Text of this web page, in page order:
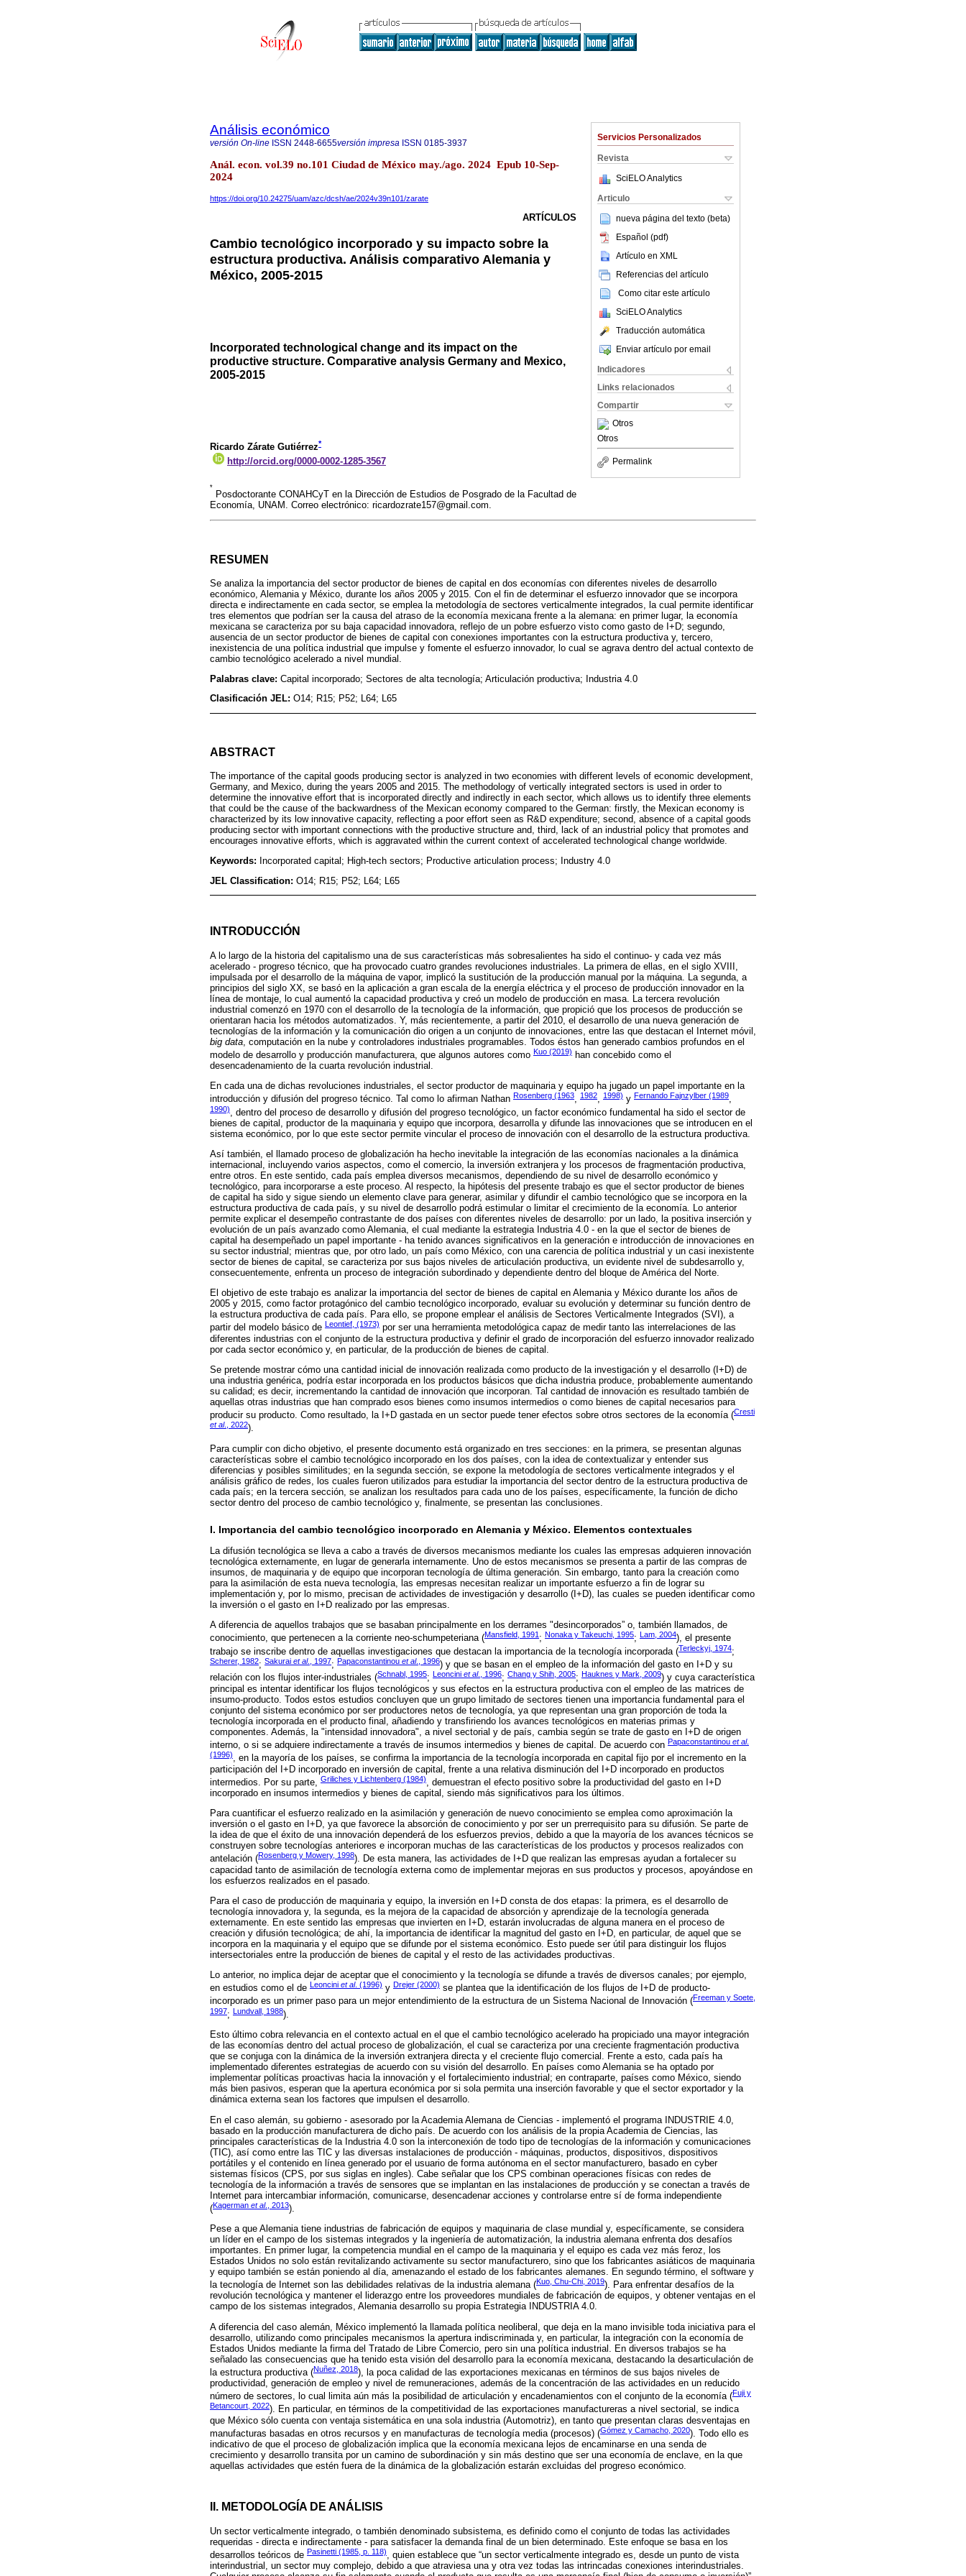
Servicios Personalizados
Revista
SciELO Analytics
Articulo
nueva página del texto (beta)
Español (pdf)
Artículo en XML
Referencias del artículo
Como citar este artículo
SciELO Analytics
Traducción automática
Enviar artículo por email
Indicadores
Links relacionados
Compartir
Otros
Otros
Permalink
Análisis económico
versión On-line ISSN 2448-6655versión impresa ISSN 0185-3937
Anál. econ. vol.39 no.101 Ciudad de México may./ago. 2024 Epub 10-Sep-
2024
https://doi.org/10.24275/uam/azc/dcsh/ae/2024v39n101/zarate
ARTÍCULOS
Cambio tecnológico incorporado y su impacto sobre la
estructura productiva. Análisis comparativo Alemania y
México, 2005-2015
Incorporated technological change and its impact on the
productive structure. Comparative analysis Germany and Mexico,
2005-2015
Ricardo Zárate Gutiérrez*
http://orcid.org/0000-0002-1285-3567
*
Posdoctorante CONAHCyT en la Dirección de Estudios de Posgrado de la Facultad de
Economía, UNAM. Correo electrónico: ricardozrate157@gmail.com.
RESUMEN
Se analiza la importancia del sector productor de bienes de capital en dos economías con diferentes niveles de desarrollo
económico, Alemania y México, durante los años 2005 y 2015. Con el fin de determinar el esfuerzo innovador que se incorpora
directa e indirectamente en cada sector, se emplea la metodología de sectores verticalmente integrados, la cual permite identificar
tres elementos que podrían ser la causa del atraso de la economía mexicana frente a la alemana: en primer lugar, la economía
mexicana se caracteriza por su baja capacidad innovadora, reflejo de un pobre esfuerzo visto como gasto de I+D; segundo,
ausencia de un sector productor de bienes de capital con conexiones importantes con la estructura productiva y, tercero,
inexistencia de una política industrial que impulse y fomente el esfuerzo innovador, lo cual se agrava dentro del actual contexto de
cambio tecnológico acelerado a nivel mundial.
Palabras clave: Capital incorporado; Sectores de alta tecnología; Articulación productiva; Industria 4.0
Clasificación JEL: O14; R15; P52; L64; L65
ABSTRACT
The importance of the capital goods producing sector is analyzed in two economies with different levels of economic development,
Germany, and Mexico, during the years 2005 and 2015. The methodology of vertically integrated sectors is used in order to
determine the innovative effort that is incorporated directly and indirectly in each sector, which allows us to identify three elements
that could be the cause of the backwardness of the Mexican economy compared to the German: firstly, the Mexican economy is
characterized by its low innovative capacity, reflecting a poor effort seen as R&D expenditure; second, absence of a capital goods
producing sector with important connections with the productive structure and, third, lack of an industrial policy that promotes and
encourages innovative efforts, which is aggravated within the current context of accelerated technological change worldwide.
Keywords: Incorporated capital; High-tech sectors; Productive articulation process; Industry 4.0
JEL Classification: O14; R15; P52; L64; L65
INTRODUCCIÓN
A lo largo de la historia del capitalismo una de sus características más sobresalientes ha sido el continuo- y cada vez más
acelerado - progreso técnico, que ha provocado cuatro grandes revoluciones industriales. La primera de ellas, en el siglo XVIII,
impulsada por el desarrollo de la máquina de vapor, implicó la sustitución de la producción manual por la máquina. La segunda, a
principios del siglo XX, se basó en la aplicación a gran escala de la energía eléctrica y el proceso de producción innovador en la
línea de montaje, lo cual aumentó la capacidad productiva y creó un modelo de producción en masa. La tercera revolución
industrial comenzó en 1970 con el desarrollo de la tecnología de la información, que propició que los procesos de producción se
orientaran hacia los métodos automatizados. Y, más recientemente, a partir del 2010, el desarrollo de una nueva generación de
tecnologías de la información y la comunicación dio origen a un conjunto de innovaciones, entre las que destacan el Internet móvil,
big data , computación en la nube y controladores industriales programables. Todos éstos han generado cambios profundos en el
modelo de desarrollo y producción manufacturera, que algunos autores como Kuo (2019) han concebido como el
desencadenamiento de la cuarta revolución industrial.
En cada una de dichas revoluciones industriales, el sector productor de maquinaria y equipo ha jugado un papel importante en la
introducción y difusión del progreso técnico. Tal como lo afirman Nathan Rosenberg (1963, 1982, 1998) y Fernando Fajnzylber (1989,
1990)
, dentro del proceso de desarrollo y difusión del progreso tecnológico, un factor económico fundamental ha sido el sector de
bienes de capital, productor de la maquinaria y equipo que incorpora, desarrolla y difunde las innovaciones que se introducen en el
sistema económico, por lo que este sector permite vincular el proceso de innovación con el desarrollo de la estructura productiva.
Así también, el llamado proceso de globalización ha hecho inevitable la integración de las economías nacionales a la dinámica
internacional, incluyendo varios aspectos, como el comercio, la inversión extranjera y los procesos de fragmentación productiva,
entre otros. En este sentido, cada país emplea diversos mecanismos, dependiendo de su nivel de desarrollo económico y
tecnológico, para incorporarse a este proceso. Al respecto, la hipótesis del presente trabajo es que el sector productor de bienes
de capital ha sido y sigue siendo un elemento clave para generar, asimilar y difundir el cambio tecnológico que se incorpora en la
estructura productiva de cada país, y su nivel de desarrollo podrá estimular o limitar el crecimiento de la economía. Lo anterior
permite explicar el desempeño contrastante de dos países con diferentes niveles de desarrollo: por un lado, la positiva inserción y
evolución de un país avanzado como Alemania, el cual mediante la estrategia Industria 4.0 - en la que el sector de bienes de
capital ha desempeñado un papel importante - ha tenido avances significativos en la generación e introducción de innovaciones en
su sector industrial; mientras que, por otro lado, un país como México, con una carencia de política industrial y un casi inexistente
sector de bienes de capital, se caracteriza por sus bajos niveles de articulación productiva, un evidente nivel de subdesarrollo y,
consecuentemente, enfrenta un proceso de integración subordinado y dependiente dentro del bloque de América del Norte.
El objetivo de este trabajo es analizar la importancia del sector de bienes de capital en Alemania y México durante los años de
2005 y 2015, como factor protagónico del cambio tecnológico incorporado, evaluar su evolución y determinar su función dentro de
la estructura productiva de cada país. Para ello, se propone emplear el análisis de Sectores Verticalmente Integrados (SVI), a
partir del modelo básico de
Leontief, (1973) por ser una herramienta metodológica capaz de medir tanto las interrelaciones de las
diferentes industrias con el conjunto de la estructura productiva y definir el grado de incorporación del esfuerzo innovador realizado
por cada sector económico y, en particular, de la producción de bienes de capital.
Se pretende mostrar cómo una cantidad inicial de innovación realizada como producto de la investigación y el desarrollo (I+D) de
una industria genérica, podría estar incorporada en los productos básicos que dicha industria produce, probablemente aumentando
su calidad; es decir, incrementando la cantidad de innovación que incorporan. Tal cantidad de innovación es resultado también de
aquellas otras industrias que han comprado esos bienes como insumos intermedios o como bienes de capital necesarios para
producir su producto. Como resultado, la I+D gastada en un sector puede tener efectos sobre otros sectores de la economía (Cresti
et al., 2022).
Para cumplir con dicho objetivo, el presente documento está organizado en tres secciones: en la primera, se presentan algunas
características sobre el cambio tecnológico incorporado en los dos países, con la idea de contextualizar y entender sus
diferencias y posibles similitudes; en la segunda sección, se expone la metodología de sectores verticalmente integrados y el
análisis gráfico de redes, los cuales fueron utilizados para estudiar la importancia del sector dentro de la estructura productiva de
cada país; en la tercera sección, se analizan los resultados para cada uno de los países, específicamente, la función de dicho
sector dentro del proceso de cambio tecnológico y, finalmente, se presentan las conclusiones.
I. Importancia del cambio tecnológico incorporado en Alemania y México. Elementos contextuales
La difusión tecnológica se lleva a cabo a través de diversos mecanismos mediante los cuales las empresas adquieren innovación
tecnológica externamente, en lugar de generarla internamente. Uno de estos mecanismos se presenta a partir de las compras de
insumos, de maquinaria y de equipo que incorporan tecnología de última generación. Sin embargo, tanto para la creación como
para la asimilación de esta nueva tecnología, las empresas necesitan realizar un importante esfuerzo a fin de lograr su
implementación y, por lo mismo, precisan de actividades de investigación y desarrollo (I+D), las cuales se pueden identificar como
la inversión o el gasto en I+D realizado por las empresas.
A diferencia de aquellos trabajos que se basaban principalmente en los derrames "desincorporados” o, también llamados, de
conocimiento, que pertenecen a la corriente neo-schumpeteriana (Mansfield, 1991 ; Nonaka y Takeuchi, 1995; Lam, 2004), el presente
trabajo se inscribe dentro de aquellas investigaciones que destacan la importancia de la tecnología incorporada (Terleckyj, 1974;
Scherer, 1982; Sakurai et al., 1997; Papaconstantinou et al., 1996) y que se basan en el empleo de la información del gasto en I+D y su
relación con los flujos inter-industriales (Schnabl, 1995; Leoncini et al., 1996; Chang y Shih, 2005; Hauknes y Mark, 2009) y cuya característica
principal es intentar identificar los flujos tecnológicos y sus efectos en la estructura productiva con el empleo de las matrices de
insumo-producto. Todos estos estudios concluyen que un grupo limitado de sectores tienen una importancia fundamental para el
conjunto del sistema económico por ser productores netos de tecnología, ya que representan una gran proporción de toda la
tecnología incorporada en el producto final, añadiendo y transfiriendo los avances tecnológicos en materias primas y
componentes. Además, la "intensidad innovadora", a nivel sectorial y de país, cambia según se trate de gasto en I+D de origen
interno, o si se adquiere indirectamente a través de insumos intermedios y bienes de capital. De acuerdo con Papaconstantinou et al.
(1996), en la mayoría de los países, se confirma la importancia de la tecnología incorporada en capital fijo por el incremento en la
participación del I+D incorporado en inversión de capital, frente a una relativa disminución del I+D incorporado en productos
intermedios. Por su parte, Griliches y Lichtenberg (1984), demuestran el efecto positivo sobre la productividad del gasto en I+D
incorporado en insumos intermedios y bienes de capital, siendo más significativos para los últimos.
Para cuantificar el esfuerzo realizado en la asimilación y generación de nuevo conocimiento se emplea como aproximación la
inversión o el gasto en I+D, ya que favorece la absorción de conocimiento y por ser un prerrequisito para su difusión. Se parte de
la idea de que el éxito de una innovación dependerá de los esfuerzos previos, debido a que la mayoría de los avances técnicos se
construyen sobre tecnologías anteriores e incorporan muchas de las características de los productos y procesos realizados con
antelación (Rosenberg y Mowery, 1998). De esta manera, las actividades de I+D que realizan las empresas ayudan a fortalecer su
capacidad tanto de asimilación de tecnología externa como de implementar mejoras en sus productos y procesos, apoyándose en
los esfuerzos realizados en el pasado.
Para el caso de producción de maquinaria y equipo, la inversión en I+D consta de dos etapas: la primera, es el desarrollo de
tecnología innovadora y, la segunda, es la mejora de la capacidad de absorción y aprendizaje de la tecnología generada
externamente. En este sentido las empresas que invierten en I+D, estarán involucradas de alguna manera en el proceso de
creación y difusión tecnológica; de ahí, la importancia de identificar la magnitud del gasto en I+D, en particular, de aquel que se
incorpora en la maquinaria y el equipo que se difunde por el sistema económico. Esto puede ser útil para distinguir los flujos
intersectoriales entre la producción de bienes de capital y el resto de las actividades productivas.
Lo anterior, no implica dejar de aceptar que el conocimiento y la tecnología se difunde a través de diversos canales; por ejemplo,
en estudios como el de Leoncini et al. (1996) y Drejer (2000) se plantea que la identificación de los flujos de I+D de producto-
incorporado es un primer paso para un mejor entendimiento de la estructura de un Sistema Nacional de Innovación (Freeman y Soete,
1997; Lundvall, 1988).
Esto último cobra relevancia en el contexto actual en el que el cambio tecnológico acelerado ha propiciado una mayor integración
de las economías dentro del actual proceso de globalización, el cual se caracteriza por una creciente fragmentación productiva
que se conjuga con la dinámica de la inversión extranjera directa y el creciente flujo comercial. Frente a esto, cada país ha
implementado diferentes estrategias de acuerdo con su visión del desarrollo. En países como Alemania se ha optado por
implementar políticas proactivas hacia la innovación y el fortalecimiento industrial; en contraparte, países como México, siendo
más bien pasivos, esperan que la apertura económica por si sola permita una inserción favorable y que el sector exportador y la
dinámica externa sean los factores que impulsen el desarrollo.
En el caso alemán, su gobierno - asesorado por la Academia Alemana de Ciencias - implementó el programa INDUSTRIE 4.0,
basado en la producción manufacturera de dicho país. De acuerdo con los análisis de la propia Academia de Ciencias, las
principales características de la Industria 4.0 son la interconexión de todo tipo de tecnologías de la información y comunicaciones
(TIC), así como entre las TIC y las diversas instalaciones de producción - máquinas, productos, dispositivos, dispositivos
portátiles y el contenido en línea generado por el usuario de forma autónoma en el sector manufacturero, basado en cyber
sistemas físicos (CPS, por sus siglas en ingles). Cabe señalar que los CPS combinan operaciones físicas con redes de
tecnología de la información a través de sensores que se implantan en las instalaciones de producción y se conectan a través de
Internet para intercambiar información, comunicarse, desencadenar acciones y controlarse entre sí de forma independiente
(Kagerman et al., 2013).
Pese a que Alemania tiene industrias de fabricación de equipos y maquinaria de clase mundial y, específicamente, se considera
un líder en el campo de los sistemas integrados y la ingeniería de automatización, la industria alemana enfrenta dos desafíos
importantes. En primer lugar, la competencia mundial en el campo de la maquinaria y el equipo es cada vez más feroz, los
Estados Unidos no solo están revitalizando activamente su sector manufacturero, sino que los fabricantes asiáticos de maquinaria
y equipo también se están poniendo al día, amenazando el estado de los fabricantes alemanes. En segundo término, el software y
la tecnología de Internet son las debilidades relativas de la industria alemana (Kuo, Chu-Chi, 2019). Para enfrentar desafíos de la
revolución tecnológica y mantener el liderazgo entre los proveedores mundiales de fabricación de equipos, y obtener ventajas en el
campo de los sistemas integrados, Alemania desarrollo su propia Estrategia INDUSTRIA 4.0.
A diferencia del caso alemán, México implementó la llamada política neoliberal, que deja en la mano invisible toda iniciativa para el
desarrollo, utilizando como principales mecanismos la apertura indiscriminada y, en particular, la integración con la economía de
Estados Unidos mediante la firma del Tratado de Libre Comercio, pero sin una política industrial. En diversos trabajos se ha
señalado las consecuencias que ha tenido esta visión del desarrollo para la economía mexicana, destacando la desarticulación de
la estructura productiva (Nuñez, 2018), la poca calidad de las exportaciones mexicanas en términos de sus bajos niveles de
productividad, generación de empleo y nivel de remuneraciones, además de la concentración de las actividades en un reducido
número de sectores, lo cual limita aún más la posibilidad de articulación y encadenamientos con el conjunto de la economía (Fuji y
Betancourt, 2022). En particular, en términos de la competitividad de las exportaciones manufactureras a nivel sectorial, se indica
que México sólo cuenta con ventaja sistemática en una sola industria (Automotriz), en tanto que presentan claras desventajas en
manufacturas basadas en otros recursos y en manufacturas de tecnología media (procesos) (Gómez y Camacho, 2020). Todo ello es
indicativo de que el proceso de globalización implica que la economía mexicana lejos de encaminarse en una senda de
crecimiento y desarrollo transita por un camino de subordinación y sin más destino que ser una economía de enclave, en la que
aquellas actividades que estén fuera de la dinámica de la globalización estarán excluidas del progreso económico.
II. METODOLOGÍA DE ANÁLISIS
Un sector verticalmente integrado, o también denominado subsistema, es definido como el conjunto de todas las actividades
requeridas - directa e indirectamente - para satisfacer la demanda final de un bien determinado. Este enfoque se basa en los
desarrollos teóricos de Pasinetti (1985, p. 118)
, quien establece que “un sector verticalmente integrado es, desde un punto de vista
interindustrial, un sector muy complejo, debido a que atraviesa una y otra vez todas las intrincadas conexiones interindustriales.